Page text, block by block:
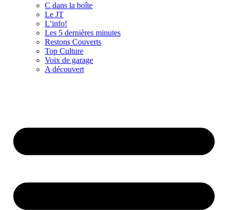
C dans la boîte
Le JT
L’info!
Les 5 dernières minutes
Restons Couverts
Top Culture
Voix de garage
A découvert